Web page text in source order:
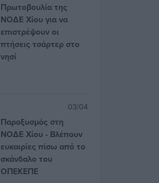
Πρωτοβουλία της
ΝΟΔΕ Χίου για να
επιστρέψουν οι
πτήσεις τσάρτερ στο
νησί
03/04
Παροξυσμός στη
ΝΟΔΕ Χίου - Βλέπουν
ευκαιρίες πίσω από το
σκάνδαλο του
ΟΠΕΚΕΠΕ